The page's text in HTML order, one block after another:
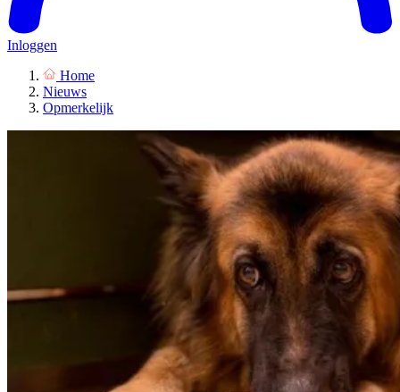
Inloggen
Home
Nieuws
Opmerkelijk